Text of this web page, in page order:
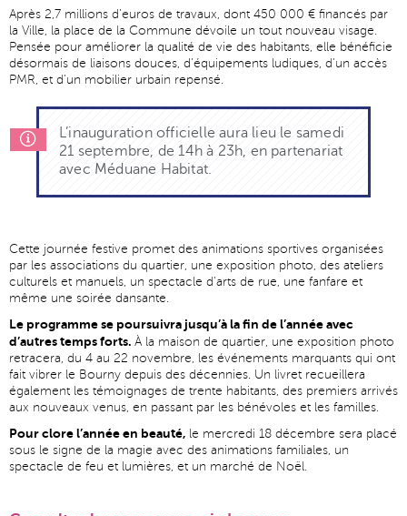
Après 2,7 millions d’euros de travaux, dont 450 000 € financés par
la Ville, la place de la Commune dévoile un tout nouveau visage.
Pensée pour améliorer la qualité de vie des habitants, elle bénéficie
désormais de liaisons douces, d’équipements ludiques, d’un accès
PMR, et d’un mobilier urbain repensé.
L’inauguration officielle aura lieu le samedi
21 septembre, de 14h à 23h, en partenariat
avec Méduane Habitat.
Cette journée festive promet des animations sportives organisées
par les associations du quartier, une exposition photo, des ateliers
culturels et manuels, un spectacle d’arts de rue, une fanfare et
même une soirée dansante.
Le programme se poursuivra jusqu’à la fin de l’année avec
d’autres temps forts. À la maison de quartier, une exposition photo
retracera, du 4 au 22 novembre, les événements marquants qui ont
fait vibrer le Bourny depuis des décennies. Un livret recueillera
également les témoignages de trente habitants, des premiers arrivés
aux nouveaux venus, en passant par les bénévoles et les familles.
Pour clore l’année en beauté, le mercredi 18 décembre sera placé
sous le signe de la magie avec des animations familiales, un
spectacle de feu et lumières, et un marché de Noël.